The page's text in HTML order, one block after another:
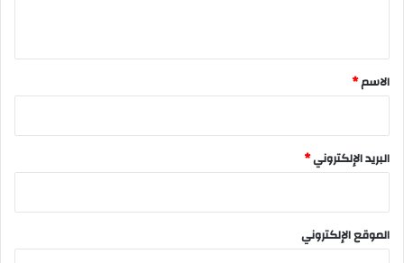
*
الاسم*
البريد الإلكتروني*
الموقع الإلكتروني